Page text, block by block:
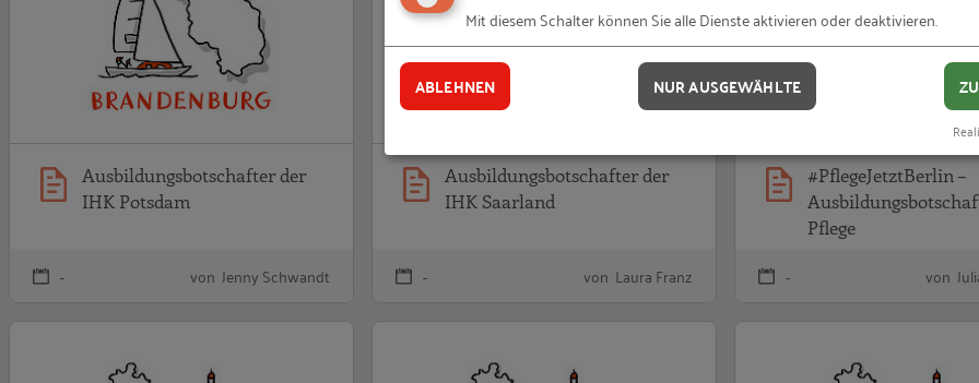
Ausbildungsbotschafter der
IHK Potsdam
- von Jenny Schwandt
Ausbildungsbotschafter der
IHK Saarland
- von Laura Franz
#PflegeJetztBerlin –
Pflege
- von
Ausbildungsbotschafter der IHK Frankfurt/Main Ausbildungsbotschafter des Main-
Mit diesem Schalter können Sie alle Dienste aktivieren oder deaktivieren.
ABLEHNEN NUR AUSGEWÄHLTE